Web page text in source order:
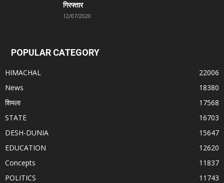
गिरफ्तार
12/07/2020
POPULAR CATEGORY
HIMACHAL
22006
News
18380
शिमला
17568
STATE
16703
DESH-DUNIA
15647
EDUCATION
12620
Concepts
11837
POLITICS
11743